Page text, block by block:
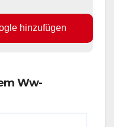
hinzufügen
Ww-